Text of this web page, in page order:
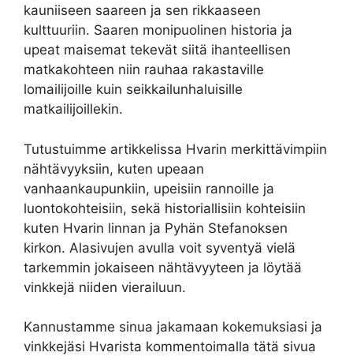
kauniiseen saareen ja sen rikkaaseen
kulttuuriin. Saaren monipuolinen historia ja
upeat maisemat tekevät siitä ihanteellisen
matkakohteen niin rauhaa rakastaville
lomailijoille kuin seikkailunhaluisille
matkailijoillekin.
Tutustuimme artikkelissa Hvarin merkittävimpiin
nähtävyyksiin, kuten upeaan
vanhaankaupunkiin, upeisiin rannoille ja
luontokohteisiin, sekä historiallisiin kohteisiin
kuten Hvarin linnan ja Pyhän Stefanoksen
kirkon. Alasivujen avulla voit syventyä vielä
tarkemmin jokaiseen nähtävyyteen ja löytää
vinkkejä niiden vierailuun.
Kannustamme sinua jakamaan kokemuksiasi ja
vinkkejäsi Hvarista kommentoimalla tätä sivua